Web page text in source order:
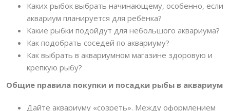
Каких рыбок выбрать начинающему, особенно, если
аквариум планируется для ребёнка?
Какие рыбки подойдут для небольшого аквариума?
Как подобрать соседей по аквариуму?
Как выбрать в аквариумном магазине здоровую и
крепкую рыбу?
Общие правила покупки и посадки рыбы в аквариум
Дайте аквариуму «созреть». Между оформлением